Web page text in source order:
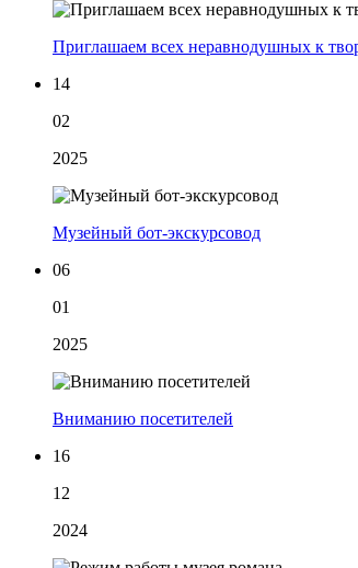
Приглашаем всех неравнодушных к
14
02
2025
Музейный бот-экскурсовод
06
01
2025
Вниманию посетителей
16
12
2024